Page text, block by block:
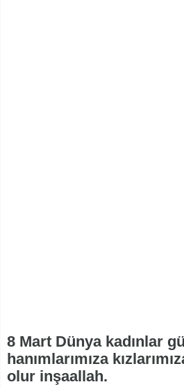
8 Mart Dünya kadınlar
hanımlarımıza
olur inşaallah.